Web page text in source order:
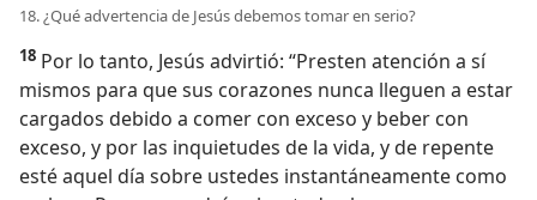
18. ¿Qué advertencia de Jesús debemos tomar en serio?
18 Por lo tanto, Jesús advirtió: “Presten atención a sí
mismos para que sus corazones nunca lleguen a estar
cargados debido a comer con exceso y beber con
exceso, y por las inquietudes de la vida, y de repente
esté aquel día sobre ustedes instantáneamente como